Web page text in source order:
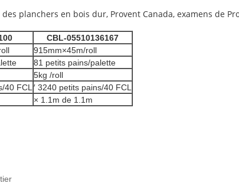
planchers en bois dur, Provent Canada, examens de
CBL-05510136167
915mm×45m/roll
81 petits pains/palette
5kg /roll
40 FCL ′ 3240 petits pains/40 FCL
× 1.1m de 1.1m